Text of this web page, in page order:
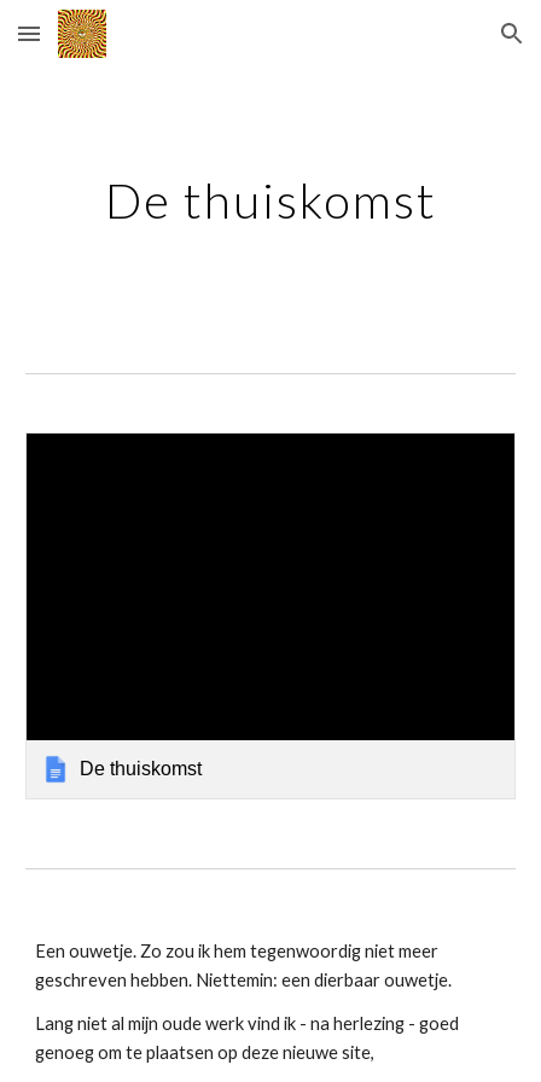
Skip to main content Skip to navigation
De thuiskomst
De thuiskomst
Een ouwetje. Zo zou ik hem tegenwoordig niet meer
geschreven hebben. Niettemin: een dierbaar ouwetje.
Lang niet al mijn oude werk vind ik - na herlezing - goed
genoeg om te plaatsen op deze nieuwe site,